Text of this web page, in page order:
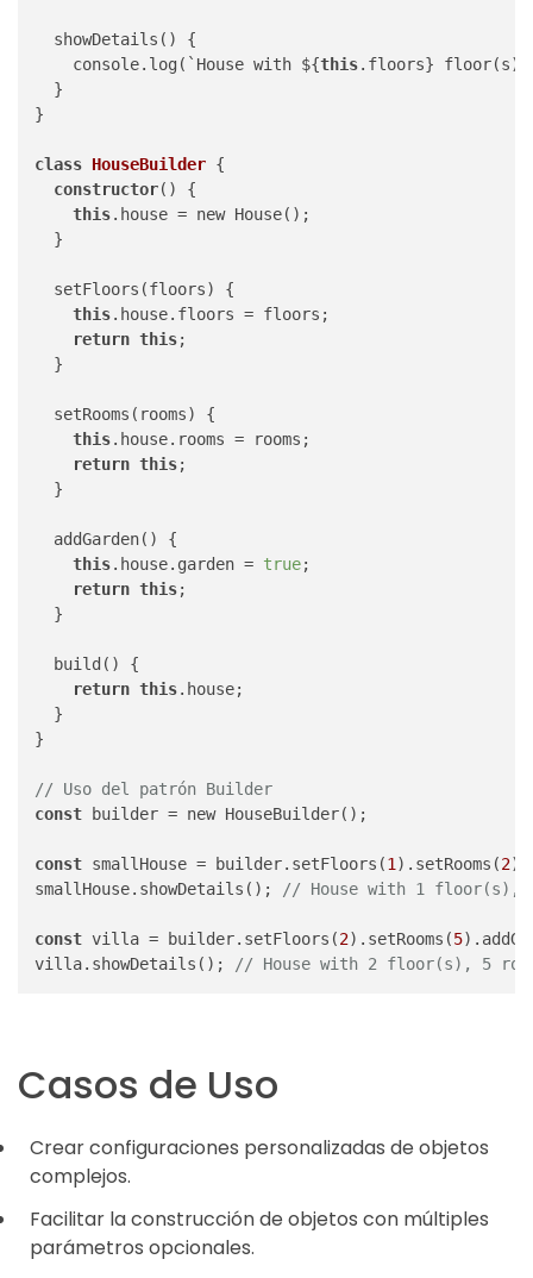
  showDetails() {
    console.log(`House with ${
this.floors} floor(s),
  }
}
class HouseBuilder {
constructor() {
this.house = new House();
  }
  setFloors(floors) {
this.house.floors = floors;
return this;
  }
  setRooms(rooms) {
this.house.rooms = rooms;
return this;
  }
  addGarden() {
this.house.garden = true;
return this;
  }
  build() {
return this.house;
  }
}
// Uso del patrón Builder
const builder = new HouseBuilder();
const smallHouse = builder.setFloors(1 ).setRooms(2
smallHouse.showDetails();
// House with 1 floor(s),
const villa = builder.setFloors(2).setRooms(5
villa.showDetails();
// House with 2 floor(s), 5
Casos de Uso
Crear configuraciones personalizadas de objetos
complejos.
Facilitar la construcción de objetos con múltiples
parámetros opcionales.